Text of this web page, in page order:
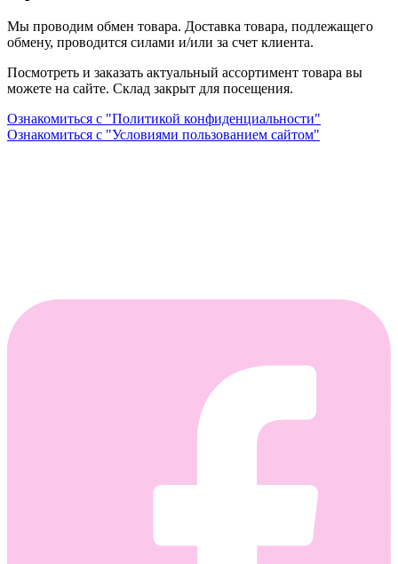
Мы проводим обмен товара. Доставка товара, подлежащего
обмену, проводится силами и/или за счет клиента.
Посмотреть и заказать актуальный ассортимент товара вы
можете на сайте. Склад закрыт для посещения.
Ознакомиться с "Политикой конфиденциальности"
Ознакомиться с "Условиями пользованием сайтом"